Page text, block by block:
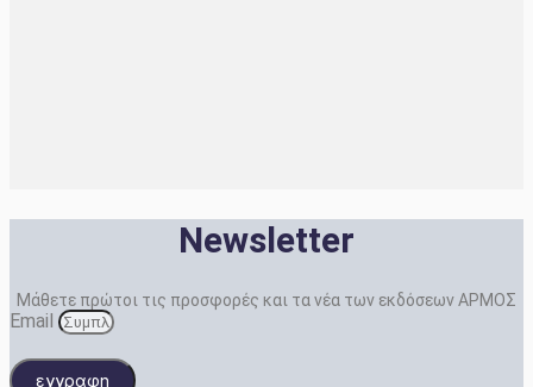
Newsletter
Μάθετε πρώτοι τις προσφορές και τα νέα των εκδόσεων ΑΡΜΟΣ
Email
εγγραφη